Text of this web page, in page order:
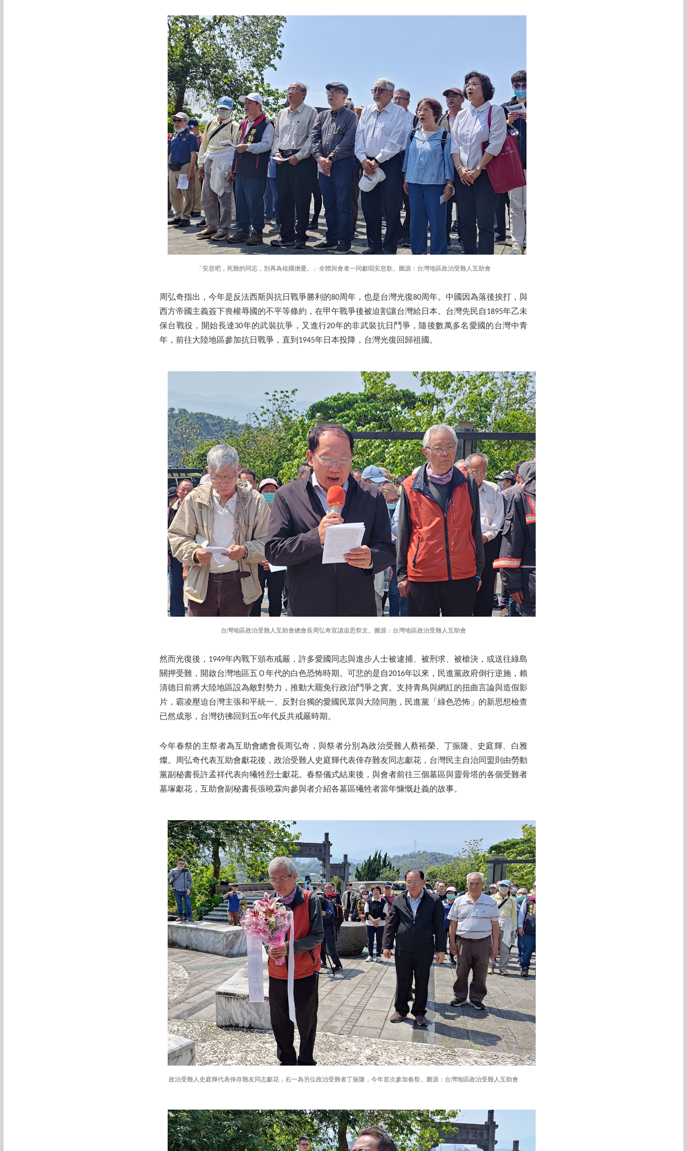
「安息吧，死難的同志，別再為祖國擔憂。」全體與會者一同獻唱安息歌。圖源：台灣地區政治受難人互助會
周弘奇指出，今年是反法西斯與抗日戰爭勝利的80周年，也是台灣光復80周年。中國因為落後挨打，與
西方帝國主義簽下喪權辱國的不平等條約，在甲午戰爭後被迫割讓台灣給日本。台灣先民自1895年乙未
保台戰役，開始長達30年的武裝抗爭，又進行20年的非武裝抗日鬥爭，隨後數萬多名愛國的台灣中青
年，前往大陸地區參加抗日戰爭，直到1945年日本投降，台灣光復回歸祖國。
台灣地區政治受難人互助會總會長周弘奇宣讀追思祭文。圖源：台灣地區政治受難人互助會
然而光復後，1949年內戰下頒布戒嚴，許多愛國同志與進步人士被逮捕、被刑求、被槍決，或送往綠島
關押受難，開啟台灣地區五Ｏ年代的白色恐怖時期。可悲的是自2016年以來，民進黨政府倒行逆施，賴
清德日前將大陸地區設為敵對勢力，推動大罷免行政治鬥爭之實。支持青鳥與網紅的扭曲言論與造假影
片，霸凌壓迫台灣主張和平統一、反對台獨的愛國民眾與大陸同胞，民進黨「綠色恐怖」的新思想檢查
已然成形，台灣彷彿回到五○年代反共戒嚴時期。
今年春祭的主祭者為互助會總會長周弘奇，與祭者分別為政治受難人蔡裕榮、丁振隆、史庭輝、白雅
燦。周弘奇代表互助會獻花後，政治受難人史庭輝代表倖存難友同志獻花，台灣民主自治同盟則由勞動
黨副秘書長許孟祥代表向犧牲烈士獻花。春祭儀式結束後，與會者前往三個墓區與靈骨塔的各個受難者
墓塚獻花，互助會副秘書長張曉霖向參與者介紹各墓區犧牲者當年慷慨赴義的故事。
政治受難人史庭輝代表倖存難友同志獻花，右一為另位政治受難者丁振隆，今年首次參加春祭。圖源：台灣地區政治受難人互助會